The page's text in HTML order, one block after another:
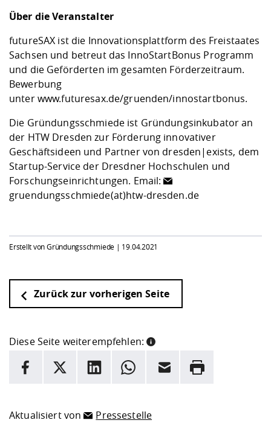
Über die Veranstalter
futureSAX ist die Innovationsplattform des Freistaates
Sachsen und betreut das InnoStartBonus Programm
und die Geförderten im gesamten Förderzeitraum.
Bewerbung
unterwww.futuresax.de/gruenden/innostartbonus.
Die Gründungsschmiedeist Gründungsinkubator an
der HTW Dresden zur Förderung innovativer
Geschäftsideen und Partner von dresden|exists, dem
Startup-Service der Dresdner Hochschulen und
Forschungseinrichtungen. Email:
gruendungsschmiede(at)htw-dresden.de
Erstellt von Gründungsschmiede | 19.04.2021
Zurück zur vorherigen Seite
Diese Seite weiterempfehlen:
INFORMATION
Hier stehen weitere Informationen und ein Link zur
Facebook
X LinkedInWhatsappE-Mail Drucken
Aktualisiert von Pressestelle